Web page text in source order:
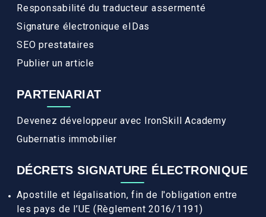
Responsabilité du traducteur assermenté
Signature électronique eIDas
SEO prestataires
Publier un article
PARTENARIAT
Devenez développeur avec IronSkill Academy
Gubernatis immobilier
DÉCRETS SIGNATURE ÉLECTRONIQUE
Apostille et légalisation, fin de l'obligation entre
les pays de l’UE (Règlement 2016/1191)